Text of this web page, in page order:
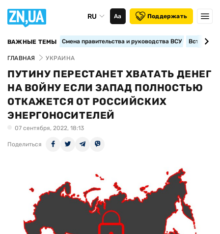
RU Аа Поддержать
ВАЖНЫЕ ТЕМЫ Смена правительства и руководства ВСУ
ГЛАВНАЯ УКРАИНА
ПУТИНУ ПЕРЕСТАНЕТ ХВАТАТЬ ДЕНЕГ
НА ВОЙНУ ЕСЛИ ЗАПАД ПОЛНОСТЬЮ
ОТКАЖЕТСЯ ОТ РОССИЙСКИХ
ЭНЕРГОНОСИТЕЛЕЙ
07 сентября, 2022, 18:13
Поделиться